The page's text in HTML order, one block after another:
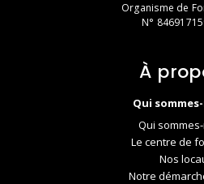
Organisme de
N°
À
Qui
Qui
Le centre de
Nos
Notre